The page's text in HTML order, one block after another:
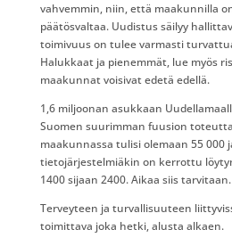
vahvemmin, niin, että maakunnilla
päätösvaltaa. Uudistus säilyy
toimivuus on tulee varmasti
Halukkaat ja pienemmät, lue myös
maakunnat voisivat edetä edellä.
1,6 miljoonan asukkaan
Suomen suurimman fuusion
maakunnassa tulisi olemaan 55 000
tietojärjestelmiäkin on kerrottu
1400 sijaan 2400. Aikaa siis tarvitaan.
Terveyteen ja turvallisuuteen
toimittava joka hetki, alusta alkaen.